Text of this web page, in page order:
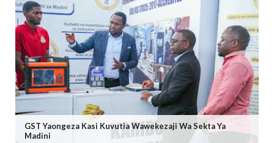
GST Yaongeza Kasi Kuvutia Wawekezaji Wa Sekta Ya
Madini